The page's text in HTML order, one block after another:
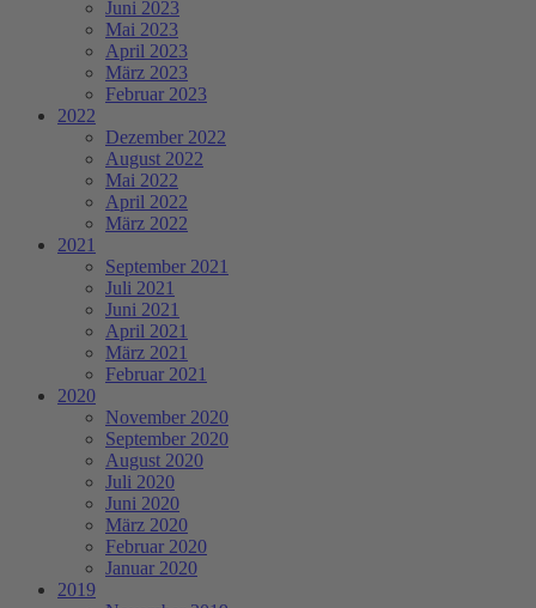
Juni 2023
Mai 2023
April 2023
März 2023
Februar 2023
2022
Dezember 2022
August 2022
Mai 2022
April 2022
März 2022
2021
September 2021
Juli 2021
Juni 2021
April 2021
März 2021
Februar 2021
2020
November 2020
September 2020
August 2020
Juli 2020
Juni 2020
März 2020
Februar 2020
Januar 2020
2019